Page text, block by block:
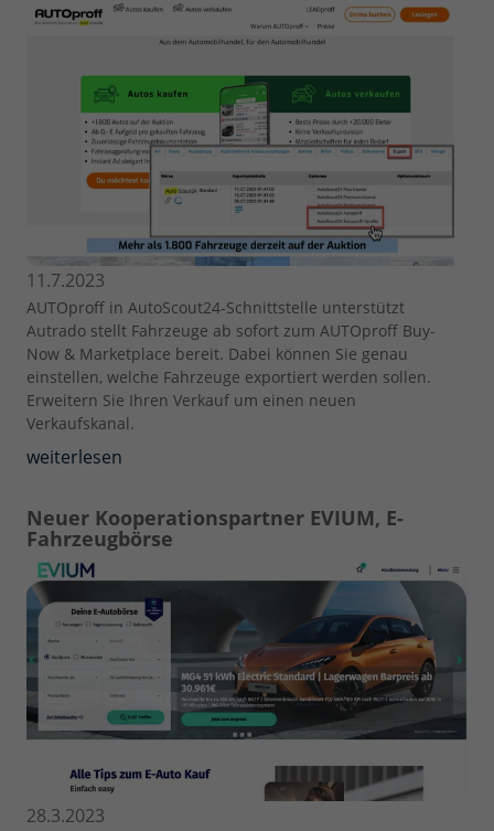
11.7.2023
AUTOproff in AutoScout24-Schnittstelle unterstützt
Autrado stellt Fahrzeuge ab sofort zum AUTOproff Buy-
Now & Marketplace bereit. Dabei können Sie genau
einstellen, welche Fahrzeuge exportiert werden sollen.
Erweitern Sie Ihren Verkauf um einen neuen
Verkaufskanal.
weiterlesen
Neuer Kooperationspartner EVIUM, E-
Fahrzeugbörse
28.3.2023